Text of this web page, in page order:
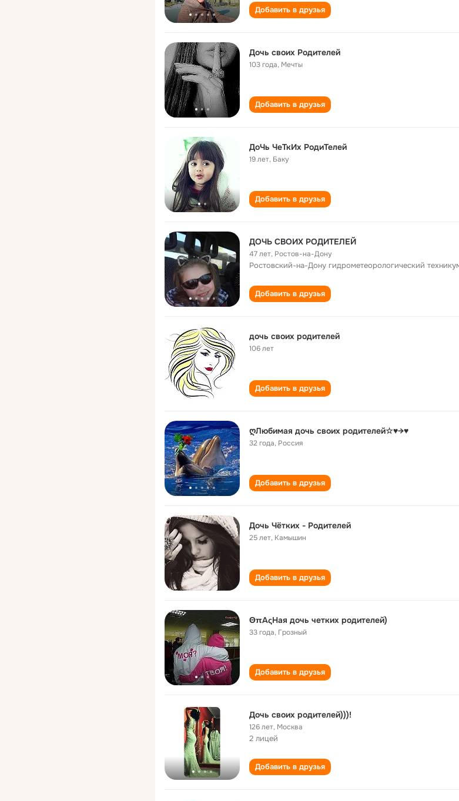
Добавить в друзья
Дочь своих Родителей
103 года, Мечты
Добавить в друзья
ДоЧь ЧеТкИх РодиТелей
19 лет, Баку
Добавить в друзья
ДОЧЬ СВОИХ РОДИТЕЛЕЙ
47 лет, Ростов-на-Дону
Ростовский-на-Дону гидрометеорологический
Добавить в друзья
дочь своих родителей
106 лет
Добавить в друзья
ღЛюбимая дочь своих родителей☆♥→♥
32 года, Россия
Добавить в друзья
Дочь Чётких - Родителей
25 лет, Камышин
Добавить в друзья
ΘπАςНая дочь четких родителей)
33 года, Грозный
Добавить в друзья
Дочь своих родителей)))!
126 лет, Москва
2 лицей
Добавить в друзья